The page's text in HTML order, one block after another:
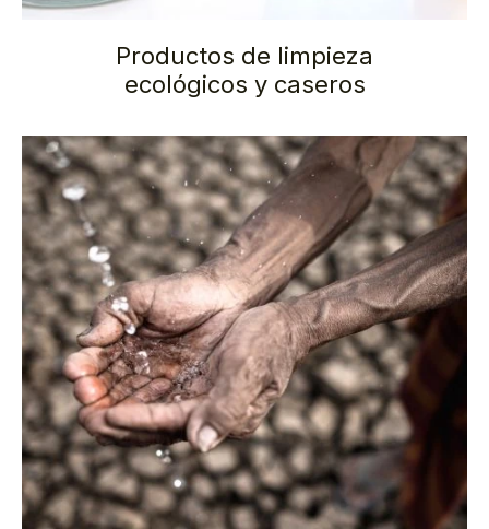
Productos de limpieza
ecológicos y caseros